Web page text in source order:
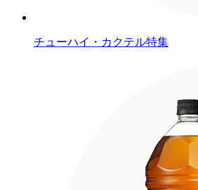
チューハイ・カクテル特集